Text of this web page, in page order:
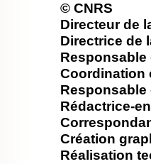
© CNRS
Directeur de
Directrice de
Coordination
Rédactrice-
Création
Réalisation